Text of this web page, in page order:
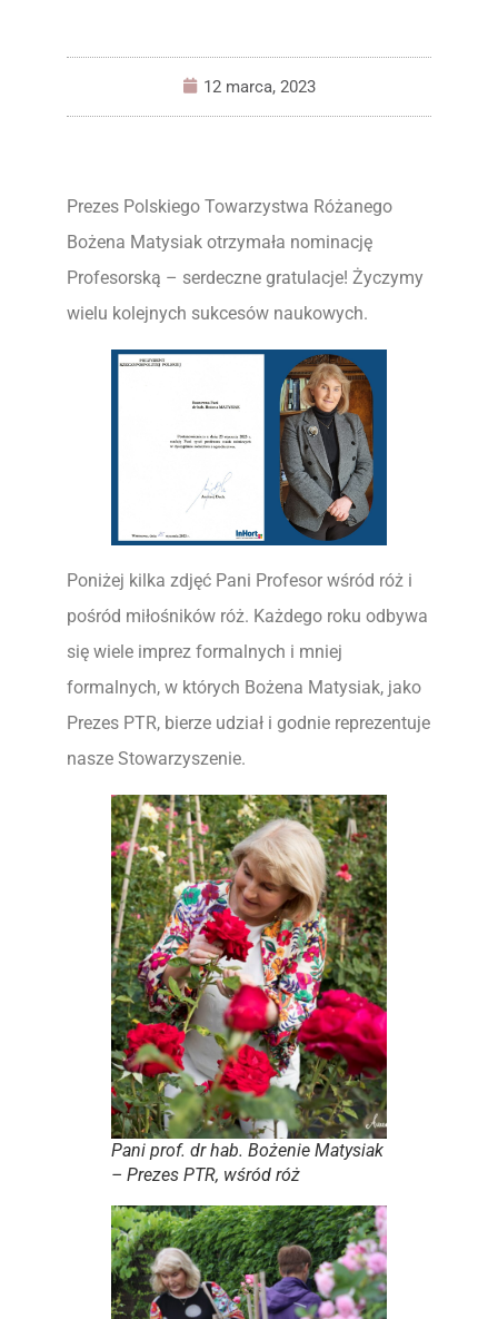
12 marca, 2023
Prezes Polskiego Towarzystwa Różanego
Bożena Matysiak otrzymała nominację
Profesorską – serdeczne gratulacje! Życzymy
wielu kolejnych sukcesów naukowych.
Poniżej kilka zdjęć Pani Profesor wśród róż i
pośród miłośników róż. Każdego roku odbywa
się wiele imprez formalnych i mniej
formalnych, w których Bożena Matysiak, jako
Prezes PTR, bierze udział i godnie reprezentuje
nasze Stowarzyszenie.
Pani prof. dr hab. Bożenie Matysiak
– Prezes PTR, wśród róż